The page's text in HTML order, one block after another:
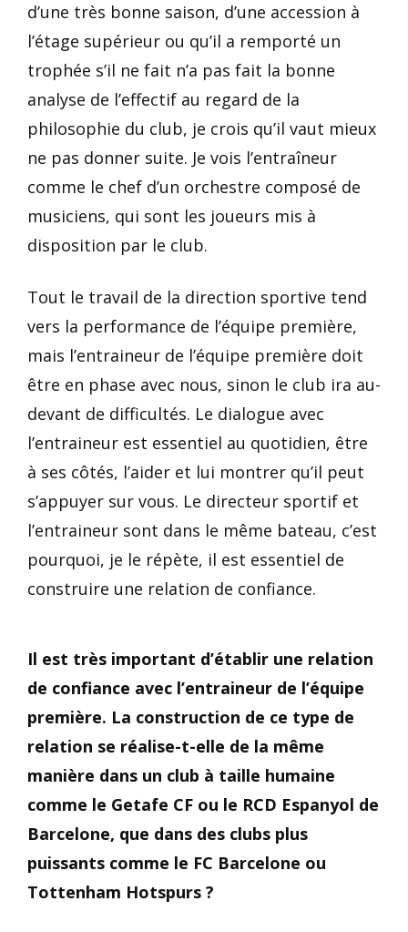
d’une très bonne saison, d’une accession à
l’étage supérieur ou qu’il a remporté un
trophée s’il ne fait n’a pas fait la bonne
analyse de l’effectif au regard de la
philosophie du club, je crois qu’il vaut mieux
ne pas donner suite. Je vois l’entraîneur
comme le chef d’un orchestre composé de
musiciens, qui sont les joueurs mis à
disposition par le club.
Tout le travail de la direction sportive tend
vers la performance de l’équipe première,
mais l’entraineur de l’équipe première doit
être en phase avec nous, sinon le club ira au-
devant de difficultés. Le dialogue avec
l’entraineur est essentiel au quotidien, être
à ses côtés, l’aider et lui montrer qu’il peut
s’appuyer sur vous. Le directeur sportif et
l’entraineur sont dans le même bateau, c’est
pourquoi, je le répète, il est essentiel de
construire une relation de confiance.
Il est très important d’établir une relation
de confiance avec l’entraineur de l’équipe
première. La construction de ce type de
relation se réalise-t-elle de la même
manière dans un club à taille humaine
comme le Getafe CF ou le RCD Espanyol de
Barcelone, que dans des clubs plus
puissants comme le FC Barcelone ou
Tottenham Hotspurs ?